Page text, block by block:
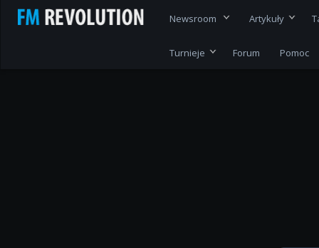
Newsroom Artykuły
Turnieje Forum Pomoc